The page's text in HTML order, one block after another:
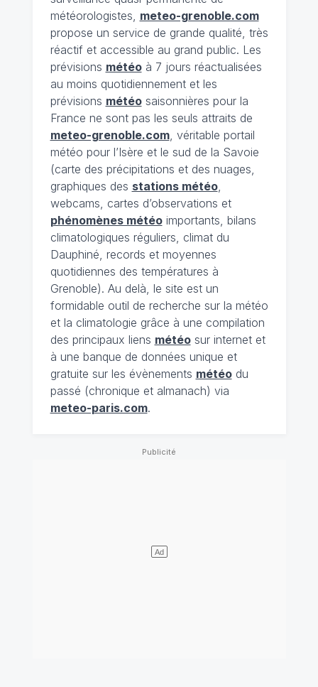
météorologistes, meteo-grenoble.com
propose un service de grande qualité, très
réactif et accessible au grand public. Les
prévisions météoà 7 jours réactualisées
au moins quotidiennement et les
prévisions météosaisonnières pour la
France ne sont pas les seuls attraits de
meteo-grenoble.com, véritable portail
météo pour l’Isère et le sud de la Savoie
(carte des précipitations et des nuages,
graphiques des stations météo,
webcams, cartes d’observations et
phénomènes météoimportants, bilans
climatologiques réguliers, climat du
Dauphiné, records et moyennes
quotidiennes des températures à
Grenoble). Au delà, le site est un
formidable outil de recherche sur la météo
et la climatologie grâce à une compilation
des principaux liens météosur internet et
à une banque de données unique et
gratuite sur les évènements météodu
passé (chronique et almanach) via
meteo-paris.com.